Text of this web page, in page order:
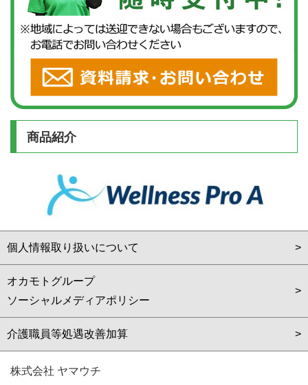
商品紹介
個人情報取り扱いについて
オカモトグループ
ソーシャルメディアポリシー
介護職員等処遇改善加算
株式会社 ヤマウチ